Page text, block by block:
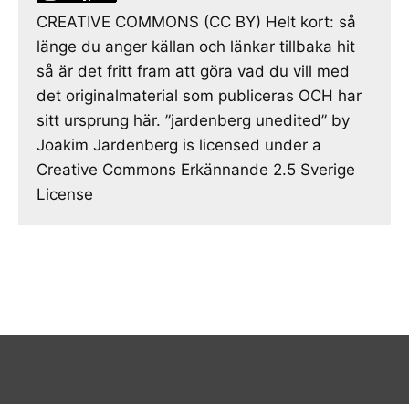
CREATIVE COMMONS (CC BY) Helt kort: så
länge du anger källan och länkar tillbaka hit
så är det fritt fram att göra vad du vill med
det originalmaterial som publiceras OCH har
sitt ursprung här. ”jardenberg unedited” by
Joakim Jardenberg is licensed under a
Creative Commons Erkännande 2.5 Sverige
License